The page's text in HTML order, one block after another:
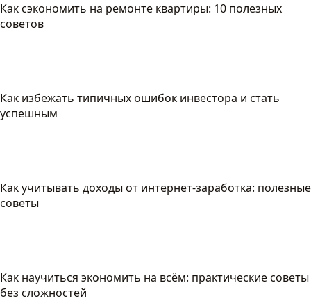
Как сэкономить на ремонте квартиры: 10 полезных
советов
Как избежать типичных ошибок инвестора и стать
успешным
Как учитывать доходы от интернет-заработка: полезные
советы
Как научиться экономить на всём: практические советы
без сложностей